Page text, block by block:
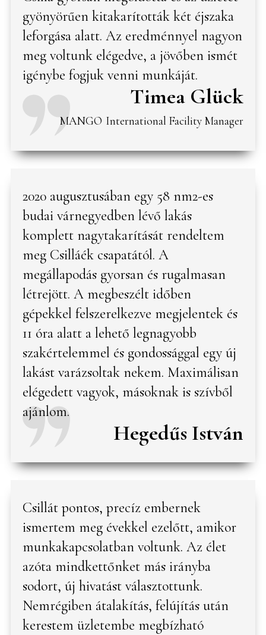
gyönyörűen kitakarították két éjszaka
leforgása alatt. Az eredménnyel nagyon
meg voltunk elégedve, a jövőben ismét
igénybe fogjuk venni munkáját.
Timea Glück
MANGO International Facility Manager
2020 augusztusában egy 58 nm2-es
budai várnegyedben lévő lakás
komplett nagytakarítását rendeltem
meg Csilláék csapatától. A
megállapodás gyorsan és rugalmasan
létrejött. A megbeszélt időben
gépekkel felszerelkezve megjelentek és
11 óra alatt a lehető legnagyobb
szakértelemmel és gondossággal egy új
lakást varázsoltak nekem. Maximálisan
elégedett vagyok, másoknak is szívből
ajánlom.
Hegedűs István
Csillát pontos, precíz embernek
ismertem meg évekkel ezelőtt, amikor
munkakapcsolatban voltunk. Az élet
azóta mindkettőnket más irányba
sodort, új hivatást választottunk.
Nemrégiben átalakítás, felújítás után
kerestem üzletembe megbízható